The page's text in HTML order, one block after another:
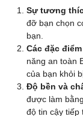
Sự tương
đỡ bạn chọn
bạn.
Các đặc
năng an toàn
của bạn khỏi
Độ bền và
được làm
độ tin cậy tiếp